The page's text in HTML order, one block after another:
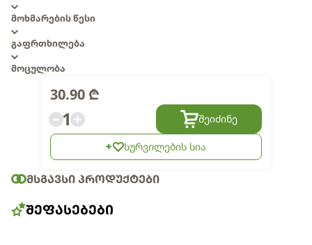
მოხმარების წესი
გაფრთხილება
მოცულობა
30.90 ₾
1 შეიძინე
სურვილების სია
ᲛᲡᲒᲐᲕᲡᲘ ᲞᲠᲝᲓᲣᲥᲢᲔᲑᲘ
ᲨᲔᲤᲐᲡᲔᲑᲔᲑᲘ